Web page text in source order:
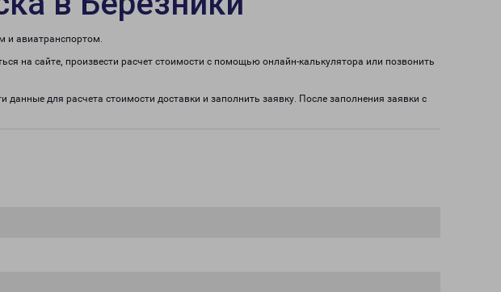
и авиатранспортом.
на сайте, произвести расчет стоимости с помощью онлайн-калькулятора или позвонить
данные для расчета стоимости доставки и заполнить заявку. После заполнения заявки с